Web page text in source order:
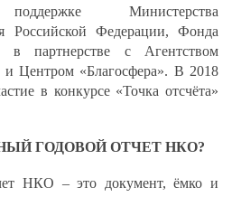
Министерства
Российской Федерации, Фонда
в партнерстве с Агентством
Центром «Благосфера». В 2018
в конкурсе «Точка отсчёта»
ГОДОВОЙ ОТЧЕТ НКО?
НКО – это документ, ёмко и